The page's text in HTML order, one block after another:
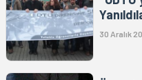
30 Aralık